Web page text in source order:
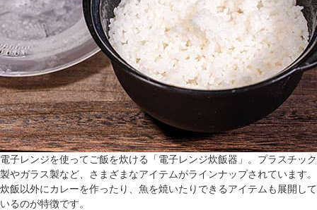
電子レンジを使ってご飯を炊ける「電子レンジ炊飯器」。プラスチック
製やガラス製など、さまざまなアイテムがラインナップされています。
炊飯以外にカレーを作ったり、魚を焼いたりできるアイテムも展開して
いるのが特徴です。